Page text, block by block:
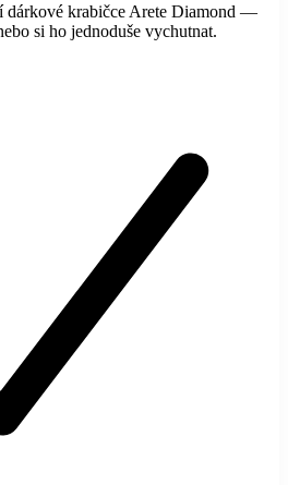
dárkové krabičce Arete Diamond —
si ho jednoduše vychutnat.